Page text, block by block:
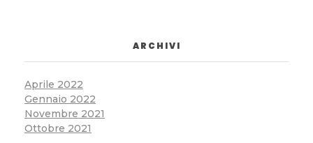
ARCHIVI
Aprile 2022
Gennaio 2022
Novembre 2021
Ottobre 2021